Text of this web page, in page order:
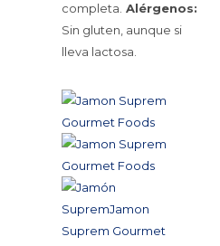
completa. Alérgenos:
Sin gluten, aunque si
lleva lactosa.